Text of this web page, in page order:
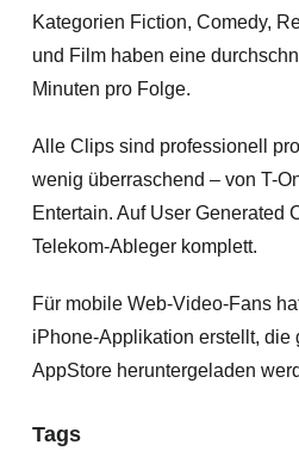
Kategorien Fiction, Comedy,
und Film haben eine
Minuten pro Folge.
Alle Clips sind professionell
wenig überraschend – von T-
Entertain. Auf User Generated
Telekom-Ableger komplett.
Für mobile Web-Video-Fans
iPhone-Applikation erstellt, die
AppStore heruntergeladen
Tags